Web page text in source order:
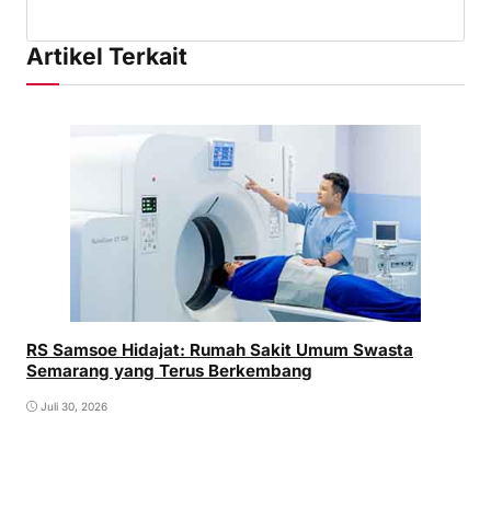
Artikel Terkait
RS Samsoe Hidajat: Rumah Sakit Umum Swasta
Semarang yang Terus Berkembang
Juli 30, 2026